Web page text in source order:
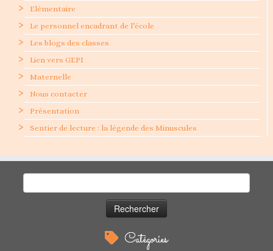
Elémentaire
Le personnel encadrant de l’école
Les blogs des classes
Lien vers GEPI
Maternelle
Nous contacter
Présentation
Sentier de lecture : la légende des Minuscules
Catégories